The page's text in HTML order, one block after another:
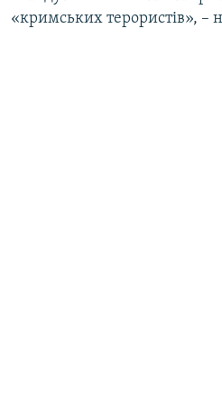
«кримських терористів», –